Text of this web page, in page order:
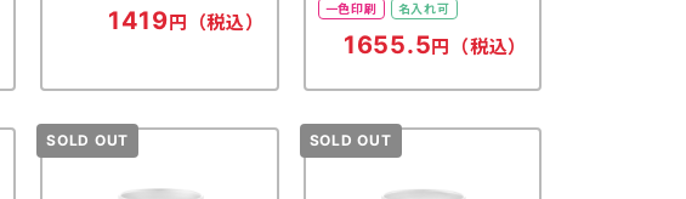
1419 円（税込）
一色印刷 名入れ可
1655.5 円（税込）